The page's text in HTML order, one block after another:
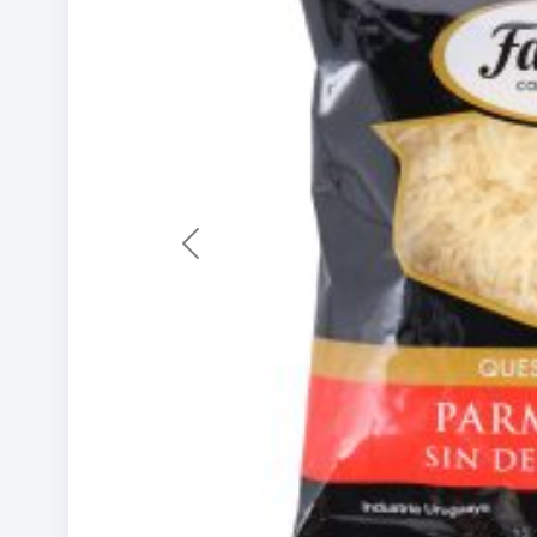
Previous